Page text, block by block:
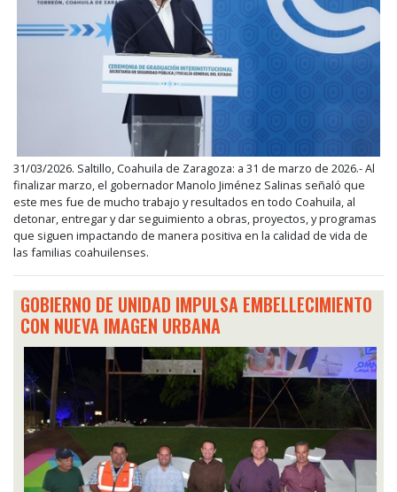
31/03/2026. Saltillo, Coahuila de Zaragoza: a 31 de marzo de 2026.- Al
finalizar marzo, el gobernador Manolo Jiménez Salinas señaló que
este mes fue de mucho trabajo y resultados en todo Coahuila, al
detonar, entregar y dar seguimiento a obras, proyectos, y programas
que siguen impactando de manera positiva en la calidad de vida de
las familias coahuilenses.
GOBIERNO DE UNIDAD IMPULSA EMBELLECIMIENTO
CON NUEVA IMAGEN URBANA